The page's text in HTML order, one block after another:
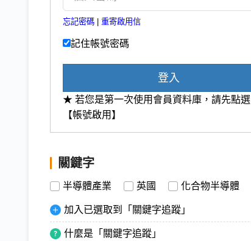
忘記密碼 重寄啟用信
記住帳號密碼
登入
★ 若您是第一次使用會員資料庫，請先點選
【帳號啟用】
關鍵字
半導體產業 英國 化合物半導體
加入已選取到「關鍵字追蹤」
什麼是「關鍵字追蹤」